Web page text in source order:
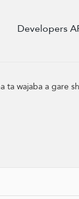
Developers
wajaba a gare